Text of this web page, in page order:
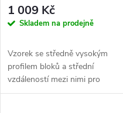
1 009 Kč
Skladem na prodejně
Vzorek se středně vysokým
profilem bloků a střední
vzdáleností mezi nimi pro
rychlou a jistou jízdu na